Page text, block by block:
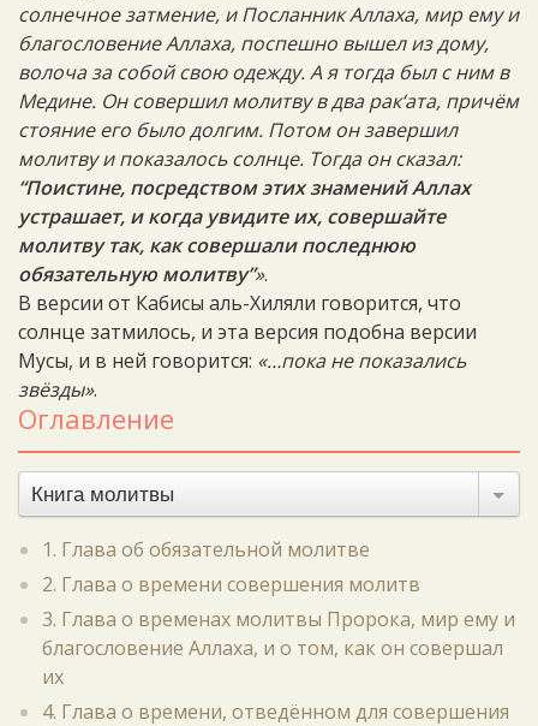
солнечное затмение, и Посланник Аллаха, мир ему и
благословение Аллаха, поспешно вышел из дому,
волоча за собой свою одежду. А я тогда был с ним в
Медине. Он совершил молитву в два рак‘ата, причём
стояние его было долгим. Потом он завершил
молитву и показалось солнце. Тогда он сказал:
“Поистине, посредством этих знамений Аллах
устрашает, и когда увидите их, совершайте
молитву так, как совершали последнюю
обязательную молитву”».
В версии от Кабисы аль-Хиляли говорится, что
солнце затмилось, и эта версия подобна версии
Мусы, и в ней говорится: «…пока не показались
звёзды».
Оглавление
Книга молитвы
1. Глава об обязательной молитве
2. Глава о времени совершения молитв
3. Глава о временах молитвы Пророка, мир ему и
благословение Аллаха, и о том, как он совершал
их
4. Глава о времени, отведённом для совершения